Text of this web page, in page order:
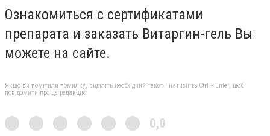
Ознакомиться с сертификатами
препарата и заказать Витаргин-гель Вы
можете на сайте.
Якщо ви помітили помилку, виділіть необхідний текст і натисніть Ctrl + Enter, щоб
повідомити про це редакцію
0,0